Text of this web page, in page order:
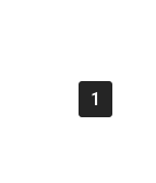
1